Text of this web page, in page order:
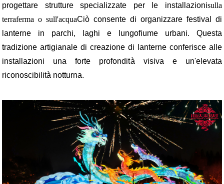
progettare strutture specializzate per le installazionisulla
terraferma o sull'acquaCiò consente di organizzare festival di
lanterne in parchi, laghi e lungofiume urbani. Questa
tradizione artigianale di creazione di lanterne conferisce alle
installazioni una forte profondità visiva e un'elevata
riconoscibilità notturna.